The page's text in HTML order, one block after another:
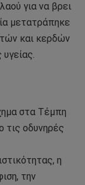
για να βρει
μετατράπηκε
και κερδών
στα Τέμπη
τις οδυνηρές
η
την